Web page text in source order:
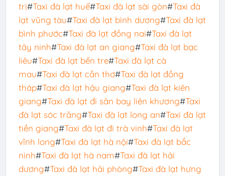
trị#Taxi đà lạt huế#Taxi đà lạt sài gòn#Taxi đà
lạt vũng tàu#Taxi đà lạt bình dương#Taxi đà lạt
bình phước#Taxi đà lạt đồng nai#Taxi đà lạt
tây ninh#Taxi đà lạt an giang#Taxi đà lạt bạc
liêu#Taxi đà lạt bến tre#Taxi đà lạt cà
mau#Taxi đà lạt cần thơ#Taxi đà lạt đồng
tháp#Taxi đà lạt hậu giang#Taxi đà lạt kiên
giang#Taxi đà lạt đi sân bay liên khương#Taxi
đà lạt sóc trăng#Taxi đà lạt long an#Taxi đà lạt
tiền giang#Taxi đà lạt đi trà vinh#Taxi đà lạt
vĩnh long#Taxi đà lạt hà nội#Taxi đà lạt bắc
ninh#Taxi đà lạt hà nam#Taxi đà lạt hải
dương#Taxi đà lạt hải phòng#Taxi đà lạt hưng